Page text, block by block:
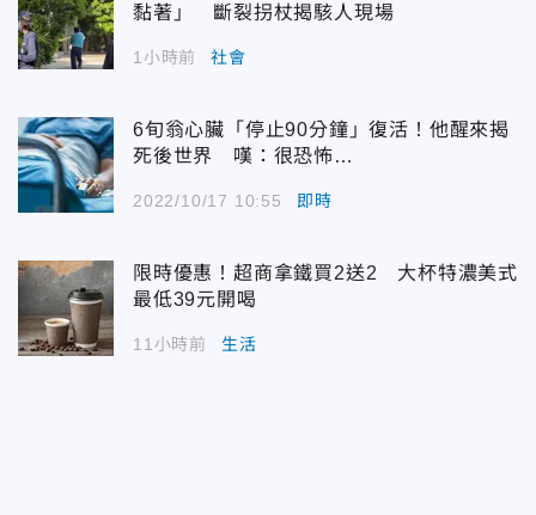
黏著」 斷裂拐杖揭駭人現場
1小時前 社會
6旬翁心臟「停止90分鐘」復活！他醒來揭
死後世界 嘆：很恐怖…
2022/10/17 10:55 即時
限時優惠！超商拿鐵買2送2 大杯特濃美式
最低39元開喝
11小時前 生活